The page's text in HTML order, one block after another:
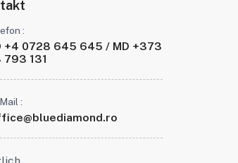
:
+4 0728 645 645 / MD +373
793 131
: